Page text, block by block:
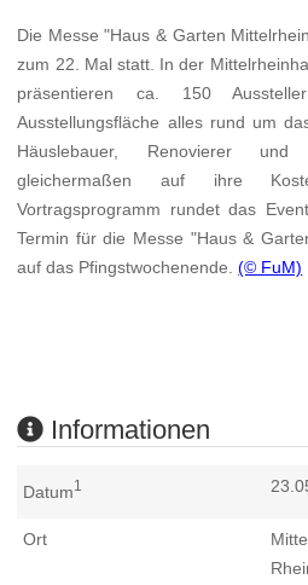
Die Messe "Haus & Garten
zum 22. Mal statt. In der
präsentieren ca. 150
Ausstellungsfläche alles rund um
Häuslebauer, Renovierer und
gleichermaßen auf ihre
Vortragsprogramm rundet das
Termin für die Messe "Haus &
auf das Pfingstwochenende.(© FuM)
Informationen
Datum1
Ort